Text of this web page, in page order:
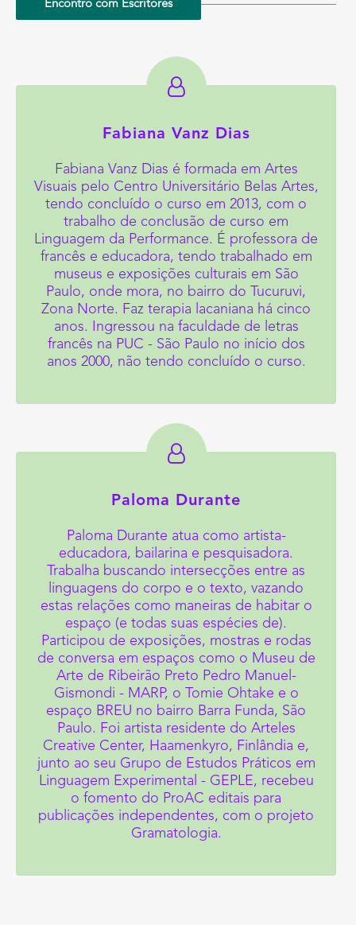
Encontro com Escritores
Fabiana Vanz Dias
Fabiana Vanz Dias é formada em Artes
Visuais pelo Centro Universitário Belas Artes,
tendo concluído o curso em 2013, com o
trabalho de conclusão de curso em
Linguagem da Performance. É professora de
francês e educadora, tendo trabalhado em
museus e exposições culturais em São
Paulo, onde mora, no bairro do Tucuruvi,
Zona Norte. Faz terapia lacaniana há cinco
anos. Ingressou na faculdade de letras
francês na PUC - São Paulo no início dos
anos 2000, não tendo concluído o curso.
Paloma Durante
Paloma Durante atua como artista-
educadora, bailarina e pesquisadora.
Trabalha buscando intersecções entre as
linguagens do corpo e o texto, vazando
estas relações como maneiras de habitar o
espaço (e todas suas espécies de).
Participou de exposições, mostras e rodas
de conversa em espaços como o Museu de
Arte de Ribeirão Preto Pedro Manuel-
Gismondi - MARP, o Tomie Ohtake e o
espaço BREU no bairro Barra Funda, São
Paulo. Foi artista residente do Arteles
Creative Center, Haamenkyro, Finlândia e,
junto ao seu Grupo de Estudos Práticos em
Linguagem Experimental - GEPLE, recebeu
o fomento do ProAC editais para
publicações independentes, com o projeto
Gramatologia.